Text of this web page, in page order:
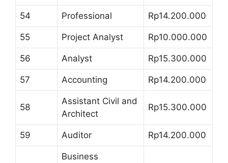
54 Professional Rp14.200.000
55 Project Analyst Rp10.000.000
56 Analyst Rp15.300.000
57 Accounting Rp14.200.000
58
Assistant Civil and
Architect
Rp15.300.000
59 Auditor Rp14.200.000
Business